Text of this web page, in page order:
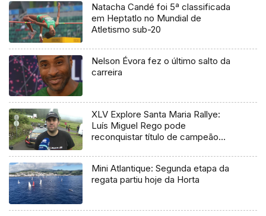
Natacha Candé foi 5ª classificada
em Heptatlo no Mundial de
Atletismo sub-20
Nelson Évora fez o último salto da
carreira
XLV Explore Santa Maria Rallye:
Luís Miguel Rego pode
reconquistar título de campeão
Mini Atlantique: Segunda etapa da
regata partiu hoje da Horta